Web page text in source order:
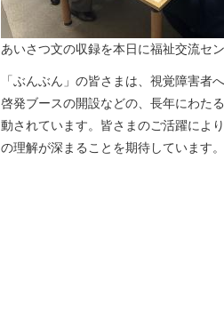
あいさつ文の収録を本日に福祉交流セ
「ぶんぶん」の皆さまは、視覚障害
啓発ブースの開設などの、長年にわた
動されています。皆さまのご活躍によ
の理解が深まることを期待しています。